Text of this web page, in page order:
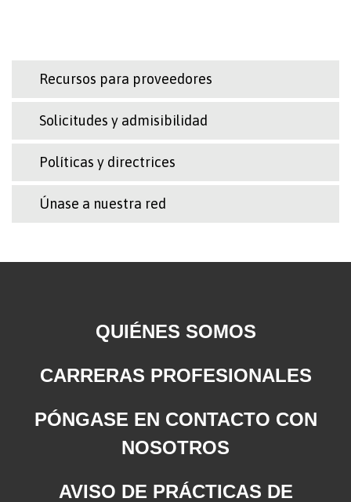
Recursos para proveedores
Solicitudes y admisibilidad
Políticas y directrices
Únase a nuestra red
QUIÉNES SOMOS
CARRERAS PROFESIONALES
PÓNGASE EN CONTACTO CON
NOSOTROS
AVISO DE PRÁCTICAS DE